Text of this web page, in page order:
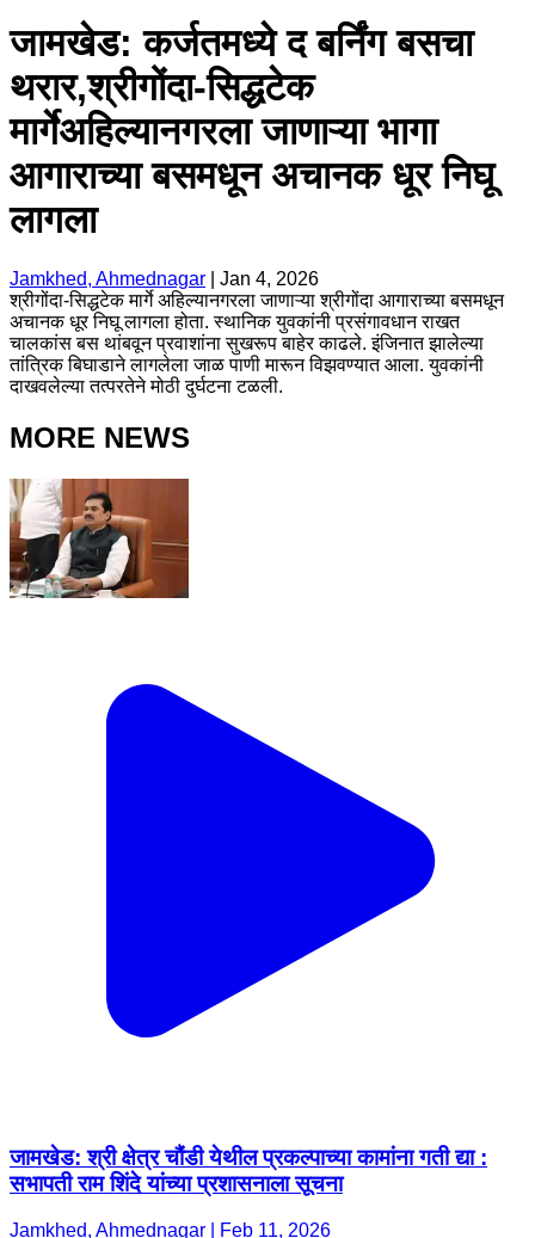
जामखेड: कर्जतमध्ये द बर्निंग बसचा
थरार,श्रीगोंदा-सिद्धटेक
मार्गेअहिल्यानगरला जाणाऱ्या भागा
आगाराच्या बसमधून अचानक धूर निघू
लागला
Jamkhed, Ahmednagar
Jan 4, 2026
श्रीगोंदा-सिद्धटेक मार्गे अहिल्यानगरला जाणाऱ्या श्रीगोंदा आगाराच्या बसमधून
अचानक धूर निघू लागला होता. स्थानिक युवकांनी प्रसंगावधान राखत
चालकांस बस थांबवून प्रवाशांना सुखरूप बाहेर काढले. इंजिनात झालेल्या
तांत्रिक बिघाडाने लागलेला जाळ पाणी मारून विझवण्यात आला. युवकांनी
दाखवलेल्या तत्परतेने मोठी दुर्घटना टळली.
MORE NEWS
जामखेड: श्री क्षेत्र चौंडी येथील प्रकल्पाच्या कामांना गती द्या :
सभापती राम शिंदे यांच्या प्रशासनाला सूचना
Jamkhed, Ahmednagar | Feb 11, 2026